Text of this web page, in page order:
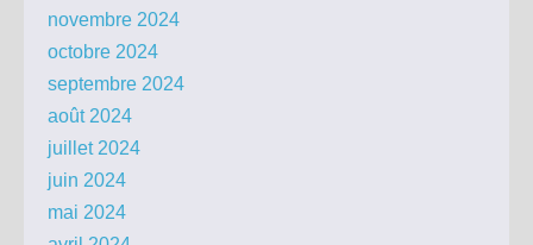
novembre 2024
octobre 2024
septembre 2024
août 2024
juillet 2024
juin 2024
mai 2024